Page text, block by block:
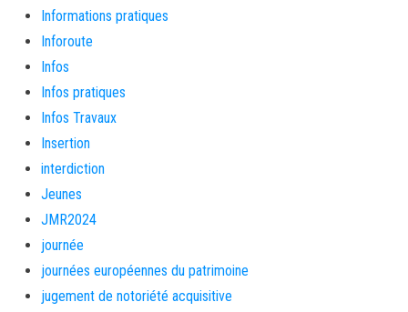
Informations pratiques
Inforoute
Infos
Infos pratiques
Infos Travaux
Insertion
interdiction
Jeunes
JMR2024
journée
journées européennes du patrimoine
jugement de notoriété acquisitive